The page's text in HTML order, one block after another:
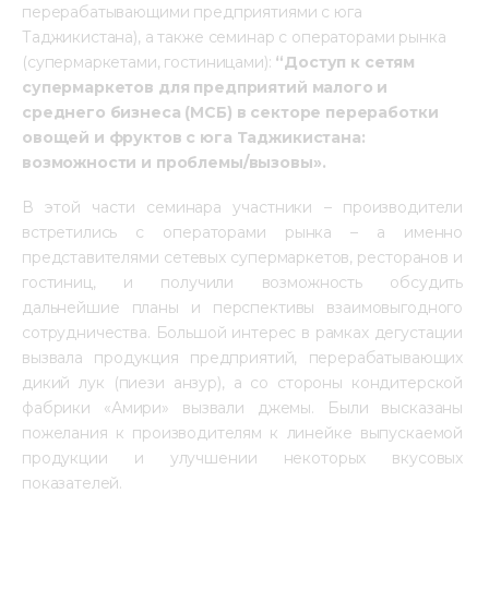
перерабатывающими предприятиями с юга
Таджикистана), а также семинар с операторами рынка
(супермаркетами, гостиницами): “Доступ к сетям
супермаркетов для предприятий малого и
среднего бизнеса (МСБ) в секторе переработки
овощей и фруктов с юга Таджикистана:
возможности и проблемы/вызовы».
В этой части семинара участники – производители
встретились с операторами рынка – а именно
представителями сетевых супермаркетов, ресторанов и
гостиниц, и получили возможность обсудить
дальнейшие планы и перспективы взаимовыгодного
сотрудничества. Большой интерес в рамках дегустации
вызвала продукция предприятий, перерабатывающих
дикий лук (пиези анзур), а со стороны кондитерской
фабрики «Амири» вызвали джемы. Были высказаны
пожелания к производителям к линейке выпускаемой
продукции и улучшении некоторых вкусовых
показателей.